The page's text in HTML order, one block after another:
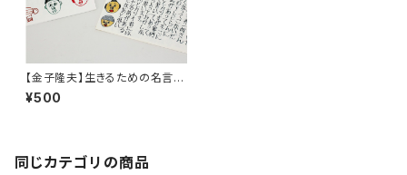
【金子隆夫】生きるための名言
集。その３
¥500
同じカテゴリの商品